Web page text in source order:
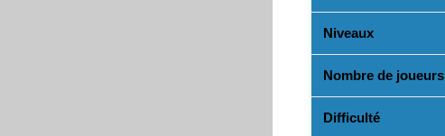
Niveaux
Nombre de joueurs
Difficulté